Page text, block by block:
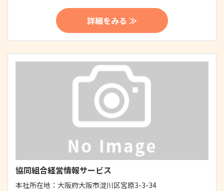
詳細をみる ≫
協同組合経営情報サービス
本社所在地： 大阪府大阪市淀川区宮原3-3-34